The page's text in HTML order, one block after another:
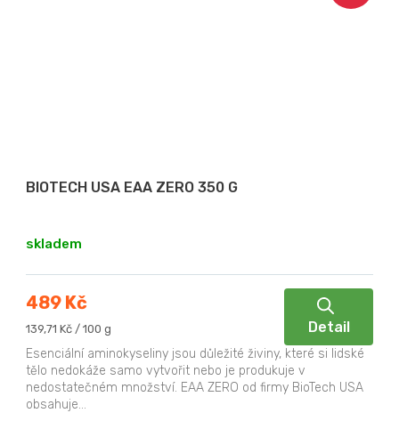
BIOTECH USA EAA ZERO 350 G
skladem
489 Kč
Měrná
139,71 Kč / 100 g Detail
Esenciální aminokyseliny jsou důležité živiny, které si lidské
tělo nedokáže samo vytvořit nebo je produkuje v
nedostatečném množství. EAA ZERO od firmy BioTech USA
obsahuje...